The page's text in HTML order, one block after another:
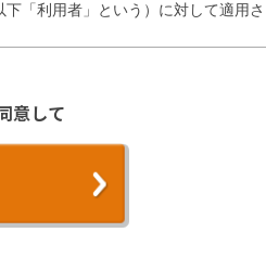
「利用者」という）に対して適用さ
登録するものとする。
登録内容に変更等が生じた場合に
意して